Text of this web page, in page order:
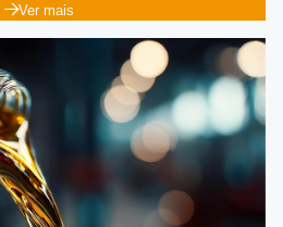
Ver mais